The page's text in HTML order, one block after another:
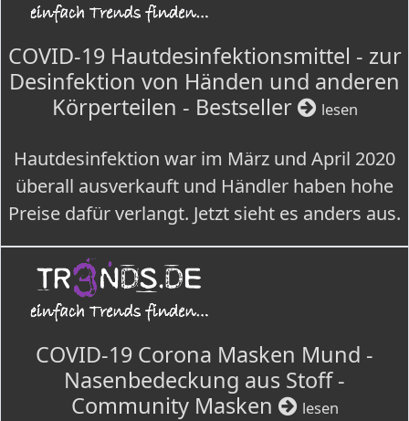
COVID-19 Hautdesinfektionsmittel - zur
Desinfektion von Händen und anderen
Körperteilen - Bestseller
lesen
Hautdesinfektion war im März und April 2020
überall ausverkauft und Händler haben hohe
Preise dafür verlangt. Jetzt sieht es anders aus.
COVID-19 Corona Masken Mund -
Nasenbedeckung aus Stoff -
Community Masken
lesen